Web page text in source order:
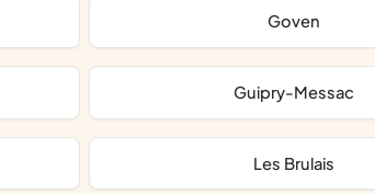
Goven
Guipry-Messac
Les Brulais